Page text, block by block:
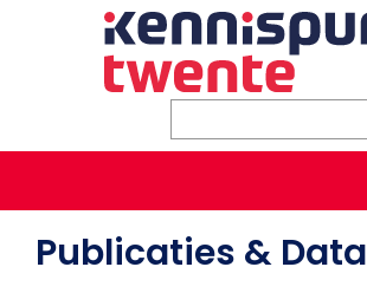
Zoeken
Publicaties & Data